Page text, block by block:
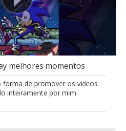
melhores momentos
de promover os videos
inteiramente por mim